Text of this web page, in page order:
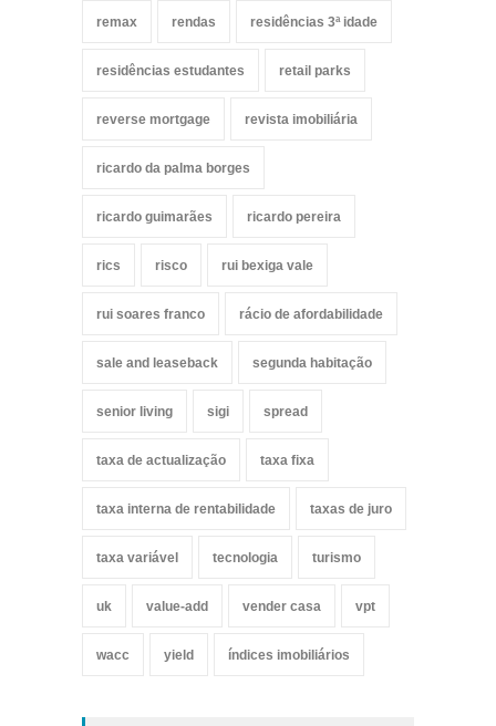
remax rendas residências 3ª idade
residências estudantes retail parks
reverse mortgage revista imobiliária
ricardo da palma borges
ricardo guimarães ricardo pereira
rics risco rui bexiga vale
rui soares franco rácio de afordabilidade
sale and leaseback segunda habitação
senior living sigi spread
taxa de actualização taxa fixa
taxa interna de rentabilidade taxas de juro
taxa variável tecnologia turismo
uk value-add vender casa vpt
wacc yield índices imobiliários